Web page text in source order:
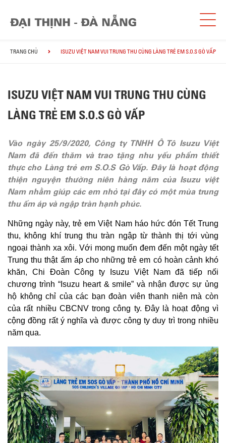
TRANG CHỦ ISUZU VIỆT NAM VUI TRUNG THU CÙNG LÀNG TRẺ EM S.O.S GÒ VẤP
ISUZU VIỆT NAM VUI TRUNG THU CÙNG
LÀNG TRẺ EM S.O.S GÒ VẤP
Vào ngày 25/9/2020, Công ty TNHH Ô Tô Isuzu Việt
Nam đã đến thăm và trao tặng nhu yếu phẩm thiết
thực cho Làng trẻ em S.O.S Gò Vấp. Đây là hoạt động
thiện nguyện thường niên hàng năm của Isuzu việt
Nam nhằm giúp các em nhỏ tại đây có một mùa trung
thu ấm áp và ngập tràn hạnh phúc.
Những ngày này, trẻ em Việt Nam háo hức đón Tết Trung
thu, không khí trung thu tràn ngập từ thành thị tới vùng
ngoại thành xa xôi. Với mong muốn đem đến một ngày tết
Trung thu thật ấm áp cho những trẻ em có hoàn cảnh khó
khăn, Chi Đoàn Công ty Isuzu Việt Nam đã tiếp nối
chương trình “Isuzu heart & smile” và nhận được sự ủng
hộ không chỉ của các bạn đoàn viên thanh niên mà còn
của rất nhiều CBCNV trong công ty. Đây là hoạt động vì
cộng đồng rất ý nghĩa và được công ty duy trì trong nhiều
năm qua.